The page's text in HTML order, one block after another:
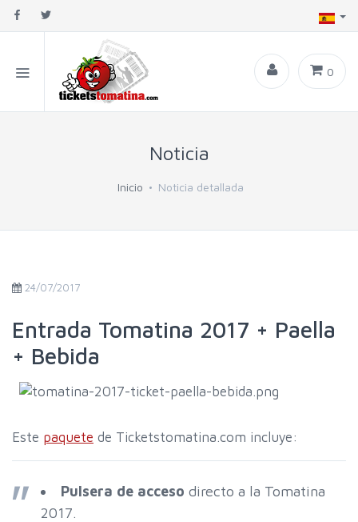
0
Noticia
Inicio Noticia detallada
24/07/2017
Entrada Tomatina 2017 + Paella
+ Bebida
Este paquete de Ticketstomatina.com incluye:
Pulsera de acceso directo a la Tomatina
2017.